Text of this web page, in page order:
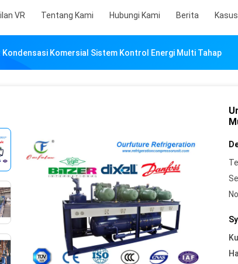
VR Tentang Kami Hubungi Kami Berita
Kondensasi Komersial Sistem Kontrol Energi Multi Tahap